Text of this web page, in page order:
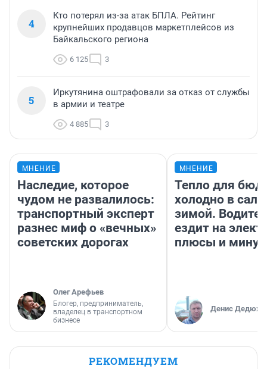
4
Кто потерял из-за атак БПЛА. Рейтинг
крупнейших продавцов маркетплейсов из
Байкальского региона
6 125 3
5
Иркутянина оштрафовали за отказ от службы
в армии и театре
4 885 3
МНЕНИЕ
Наследие, которое
чудом не развалилось:
транспортный эксперт
разнес миф о «вечных»
советских дорогах
Олег Арефьев
Блогер, предприниматель,
владелец в транспортном
бизнесе
МНЕНИЕ
Тепло для
холодно в
зимой.
ездит на
плюсы и
Денис
РЕКОМЕНДУЕМ